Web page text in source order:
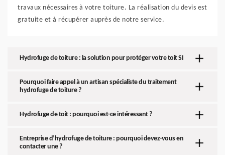
travaux nécessaires à votre toiture. La réalisation du devis est
gratuite et à récupérer auprès de notre service.
Hydrofuge de toiture : la solution pour protéger votre toit SI
Pourquoi faire appel à un artisan spécialiste du traitement
hydrofuge de toiture ?
Hydrofuge de toit : pourquoi est-ce intéressant ?
Entreprise d’hydrofuge de toiture : pourquoi devez-vous en
contacter une ?